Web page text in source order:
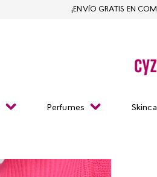
Perfumes
¡ENVÍO GRATIS EN